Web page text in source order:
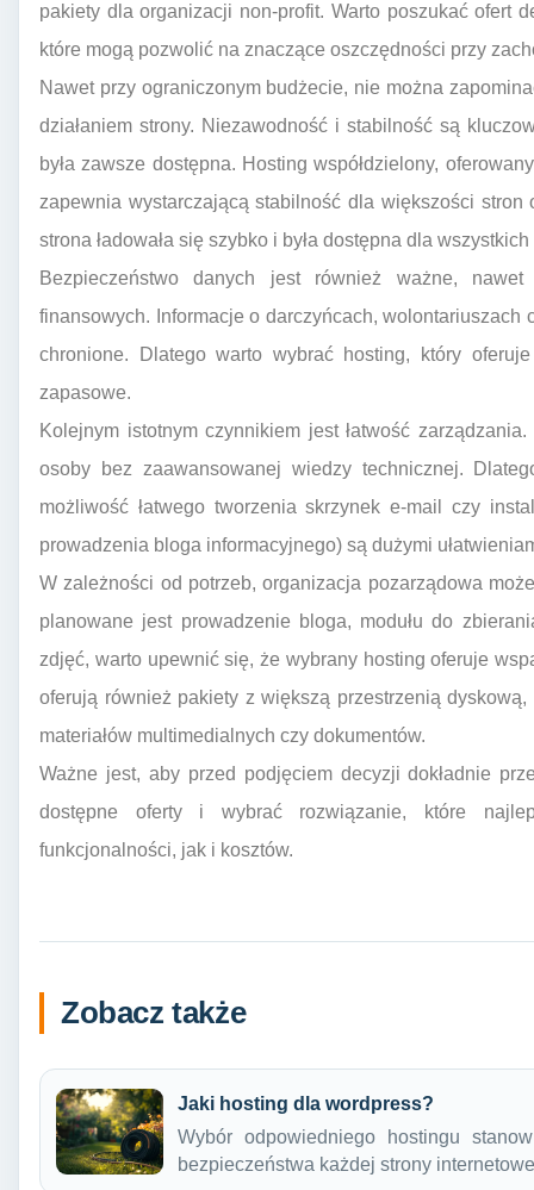
pakiety dla organizacji non-profit. Warto poszukać ofert
które mogą pozwolić na znaczące oszczędności przy
Nawet przy ograniczonym budżecie, nie można
działaniem strony. Niezawodność i stabilność są
była zawsze dostępna. Hosting współdzielony,
zapewnia wystarczającą stabilność dla większości
strona ładowała się szybko i była dostępna dla
Bezpieczeństwo danych jest również ważne,
finansowych. Informacje o darczyńcach,
chronione. Dlatego warto wybrać hosting, który
zapasowe.
Kolejnym istotnym czynnikiem jest łatwość
osoby bez zaawansowanej wiedzy technicznej.
możliwość łatwego tworzenia skrzynek e-mail czy
prowadzenia bloga informacyjnego) są dużymi
W zależności od potrzeb, organizacja pozarządowa
planowane jest prowadzenie bloga, modułu do
zdjęć, warto upewnić się, że wybrany hosting oferuje
oferują również pakiety z większą przestrzenią
materiałów multimedialnych czy dokumentów.
Ważne jest, aby przed podjęciem decyzji dokładnie
dostępne oferty i wybrać rozwiązanie, które
funkcjonalności, jak i kosztów.
Zobacz także
Jaki hosting dla wordpress?
Wybór odpowiedniego hostingu
bezpieczeństwa każdej strony